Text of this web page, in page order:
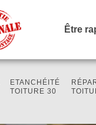
Être
ETANCHÉITÉ
TOITURE 30